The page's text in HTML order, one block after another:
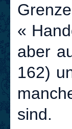
«
aber
162)
sind.